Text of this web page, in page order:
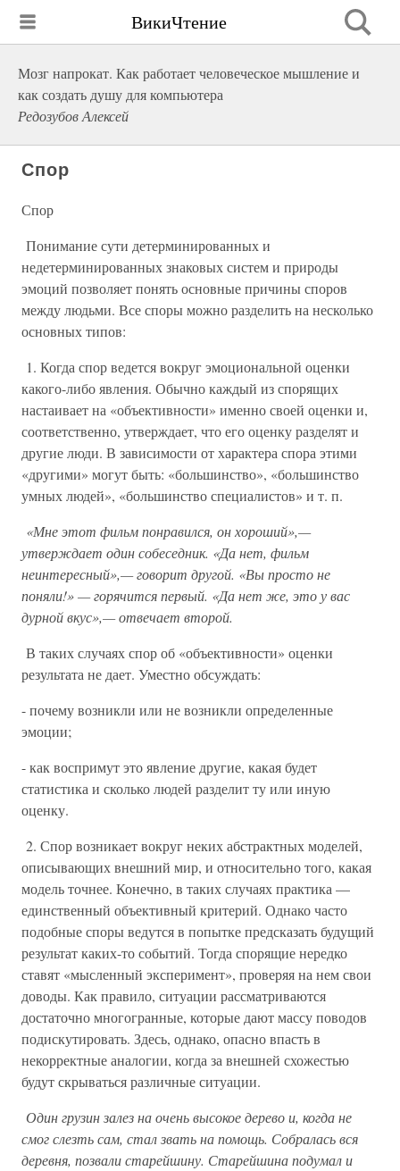
ВикиЧтение
Мозг напрокат. Как работает человеческое мышление и
как создать душу для компьютера
Редозубов Алексей
Спор
Спор
Понимание сути детерминированных и
недетерминированных знаковых систем и природы
эмоций позволяет понять основные причины споров
между людьми. Все споры можно разделить на несколько
основных типов:
1. Когда спор ведется вокруг эмоциональной оценки
какого-либо явления. Обычно каждый из спорящих
настаивает на «объективности» именно своей оценки и,
соответственно, утверждает, что его оценку разделят и
другие люди. В зависимости от характера спора этими
«другими» могут быть: «большинство», «большинство
умных людей», «большинство специалистов» и т. п.
«Мне этот фильм понравился, он хороший»,—
утверждает один собеседник. «Да нет, фильм
неинтересный»,— говорит другой. «Вы просто не
поняли!» — горячится первый. «Да нет же, это у вас
дурной вкус»,— отвечает второй.
В таких случаях спор об «объективности» оценки
результата не дает. Уместно обсуждать:
- почему возникли или не возникли определенные
эмоции;
- как воспримут это явление другие, какая будет
статистика и сколько людей разделит ту или иную
оценку.
2. Спор возникает вокруг неких абстрактных моделей,
описывающих внешний мир, и относительно того, какая
модель точнее. Конечно, в таких случаях практика —
единственный объективный критерий. Однако часто
подобные споры ведутся в попытке предсказать будущий
результат каких-то событий. Тогда спорящие нередко
ставят «мысленный эксперимент», проверяя на нем свои
доводы. Как правило, ситуации рассматриваются
достаточно многогранные, которые дают массу поводов
подискутировать. Здесь, однако, опасно впасть в
некорректные аналогии, когда за внешней схожестью
будут скрываться различные ситуации.
Один грузин залез на очень высокое дерево и, когда не
смог слезть сам, стал звать на помощь. Собралась вся
деревня, позвали старейшину. Старейшина подумал и